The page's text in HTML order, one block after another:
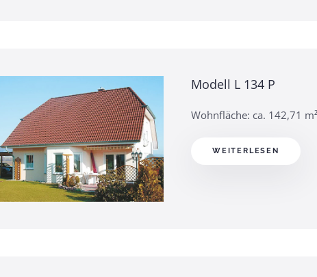
Modell L 134 P
Wohnfläche: ca. 142,71 m²
WEITERLESEN